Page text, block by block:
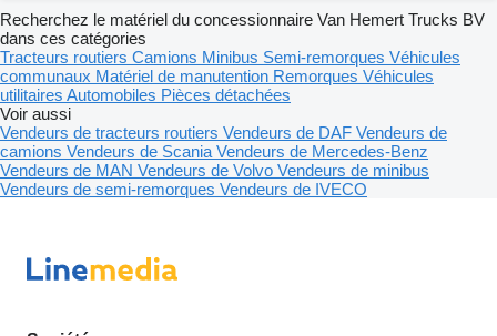
Recherchez le matériel du concessionnaire Van Hemert Trucks BV
dans ces catégories
Tracteurs routiers Camions Minibus Semi-remorques Véhicules
communaux Matériel de manutention Remorques Véhicules
utilitaires Automobiles Pièces détachées
Voir aussi
Vendeurs de tracteurs routiers Vendeurs de DAF Vendeurs de
camions Vendeurs de Scania Vendeurs de Mercedes-Benz
Vendeurs de MAN Vendeurs de Volvo Vendeurs de minibus
Vendeurs de semi-remorques Vendeurs de IVECO